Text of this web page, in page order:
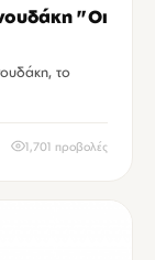
"Οι
το
1,701 προβολές